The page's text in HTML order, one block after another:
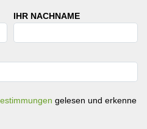
IHR NACHNAME
gelesen und erkenne